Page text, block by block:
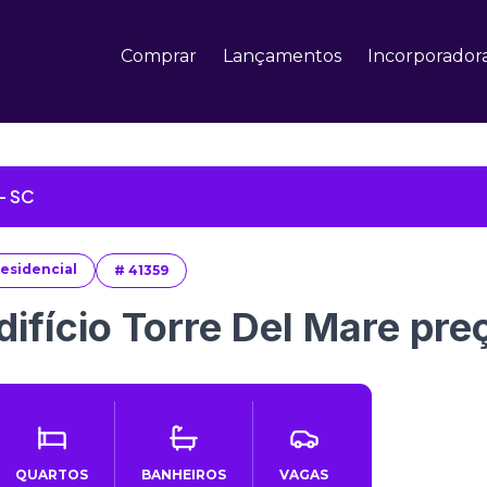
Comprar Lançamentos
SC
# 41359
Torre Del Mare
QUARTOS BANHEIROS VAGAS